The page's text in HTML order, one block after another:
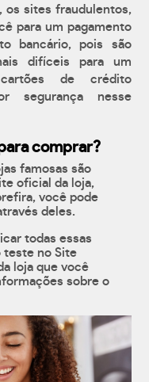
os sites fraudulentos,
para um pagamento
bancário, pois são
difíceis para um
de crédito
segurança nesse
comprar?
famosas são
oficial da loja,
você pode
deles.
todas essas
teste no Site
loja que você
sobre o